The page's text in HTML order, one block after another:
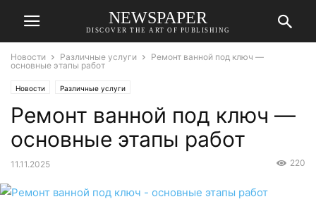
NEWSPAPER
DISCOVER THE ART OF PUBLISHING
Новости Различные услуги
Ремонт ванной под ключ —
основные этапы работ
Новости Различные услуги
Ремонт ванной под ключ —
основные этапы работ
11.11.2025 220